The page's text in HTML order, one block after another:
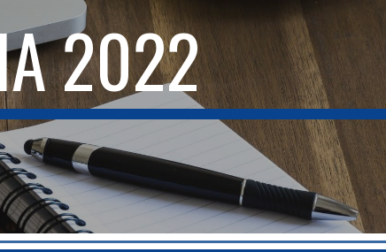
2022